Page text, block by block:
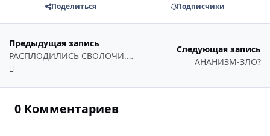
Поделиться Подписчики
Предыдущая запись
РАСПЛОДИЛИСЬ СВОЛОЧИ.... =(((
Следующая запись
АНАНИЗМ-ЗЛО?
0 Комментариев